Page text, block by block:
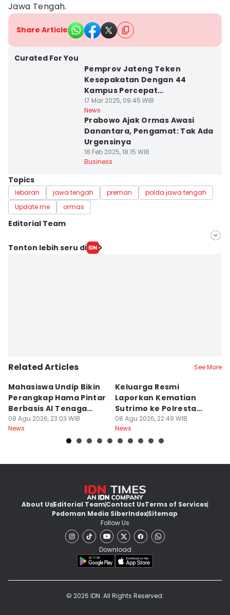
Jawa Tengah.
Share Article
Curated For You
Pemprov Jateng Teken
Kesepakatan Dengan 44
Kampus Percepat
Pembangunan
17 Mar 2025, 09:45 WIB
News
Prabowo Ajak Ormas Awasi
Danantara, Pengamat: Tak Ada
Urgensinya
18 Feb 2025, 18:15 WIB
Business
Topics
lebaran jawa tengah preman
polda jawa tengah
Update me
ormas
Editorial Team
Editor
Tonton lebih seru di
Related Articles See More
Mahasiswa Undip Bikin
Perangkap Hama Pintar
Berbasis AI Tenaga
Surya
08 Agu 2026, 23:03 WIB
News
Keluarga Resmi
Laporkan Kematian
Sutrimo ke Polresta
Banyumas
08 Agu 2026, 22:49 WIB
News
About UsEditorial TeamContact UsTerms of Services
Pedoman Media SiberIndexSitemap
Follow Us
Download
© 2026 IDN. All Rights Reserved.